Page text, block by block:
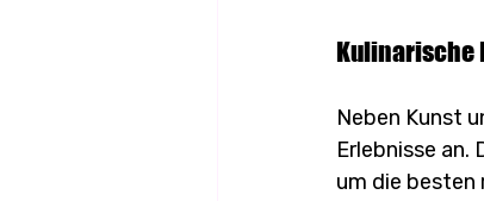
Kulinarische
Neben Kunst
Erlebnisse an.
um die besten